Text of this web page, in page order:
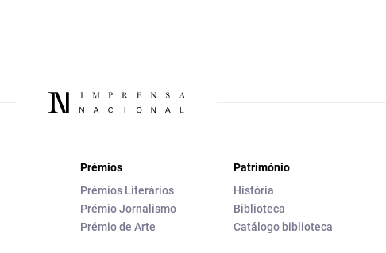
Prémios
Prémios Literários
Prémio Jornalismo
Prémio de Arte
Património
História
Biblioteca
Catálogo biblioteca